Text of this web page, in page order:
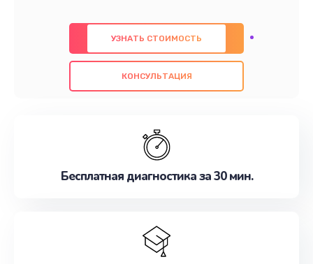
предлагаем быстрый и качественный ремонт с
использованием оригинальных компонентов, а
также гарантируем качество всех
проведенных работ. Наша цель - предоставить
наилучшим образом. Не медлите записаться на
УЗНАТЬ СТОИМОСТЬ
КОНСУЛЬТАЦИЯ
Бесплатная диагностика за 30 мин.